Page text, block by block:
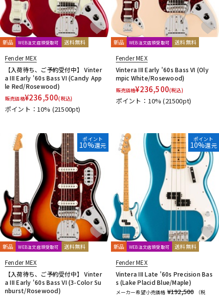
新品 WEB注文店頭受取可 送料無料
Fender MEX
【入荷待ち、ご予約受付中】 Vinter
a III Early '60s Bass VI (Candy App
le Red/Rosewood)
販売価格¥236,500(税込)
ポイント：10% (21500pt)
新品 WEB注文店頭受取可 送料無料
Fender MEX
Vintera III Early '60s Bass VI (Oly
mpic White/Rosewood)
販売価格¥236,500(税込)
ポイント：10%(21500pt)
ポイント
10%還元
新品 WEB注文店頭受取可 送料無料
Fender MEX
【入荷待ち、ご予約受付中】 Vinter
a III Early '60s Bass VI (3-Color Su
nburst/Rosewood)
ポイント
10%還元
新品 WEB注文店頭受取可 送料無料
Fender MEX
Vintera III Late '60s Precision Bas
s (Lake Placid Blue/Maple)
メーカー希望小売価格 ¥192,500
（税